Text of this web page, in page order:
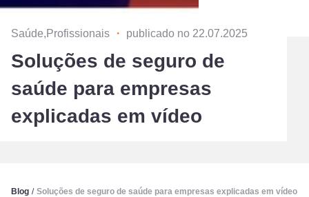
Saúde,Profissionais ・ publicado no 22.07.2025
Soluções de seguro de
saúde para empresas
explicadas em vídeo
Blog / Soluções de seguro de saúde para empresas explicadas em vídeo